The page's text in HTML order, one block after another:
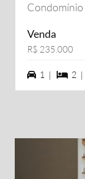
Condomínio
Venda
R$ 235.000
1 vagas na
1 | 22 |